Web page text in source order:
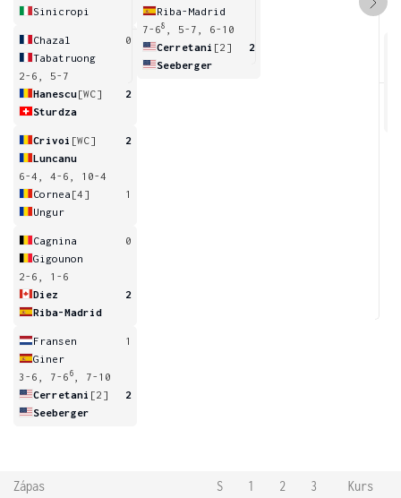
Sinicropi
Chazal
0
Tabatruong
2-6, 5-7
Hanescu[WC]
2
Sturdza
Crivoi [WC]
2
Luncanu
6-4, 4-6, 10-4
Cornea [4]
1
Ungur
Cagnina
0
Gigounon
2-6, 1-6
Diez
2
Riba-Madrid
Fransen
1
Giner
3-6, 7-6 6
, 7-10
Cerretani [2]
2
Seeberger
Riba-Madrid
7-68
, 5-7, 6-10
Cerretani [2]
2
Seeberger
Zápas S 1 2 3
Kurs